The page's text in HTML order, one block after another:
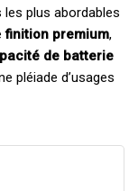
plus abordables
finition premium,
de batterie
pléiade d’usages